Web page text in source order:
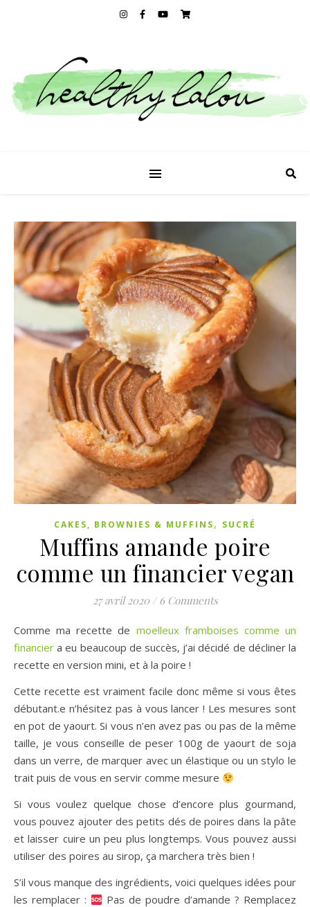
CAKES, BROWNIES & MUFFINS, SUCRÉ
Muffins amande poire
comme un financier vegan
27 avril 2020 / 6 Comments
Comme ma recette de moelleux framboises comme un
financier a eu beaucoup de succès, j’ai décidé de décliner la
recette en version mini, et à la poire !
Cette recette est vraiment facile donc même si vous êtes
débutant.e n’hésitez pas à vous lancer ! Les mesures sont
en pot de yaourt. Si vous n’en avez pas ou pas de la même
taille, je vous conseille de peser 100g de yaourt de soja
dans un verre, de marquer avec un élastique ou un stylo le
trait puis de vous en servir comme mesure
Si vous voulez quelque chose d’encore plus gourmand,
vous pouvez ajouter des petits dés de poires dans la pâte
et laisser cuire un peu plus longtemps. Vous pouvez aussi
utiliser des poires au sirop, ça marchera très bien !
S’il vous manque des ingrédients, voici quelques idées pour
les remplacer :
Pas de poudre d’amande ? Remplacez